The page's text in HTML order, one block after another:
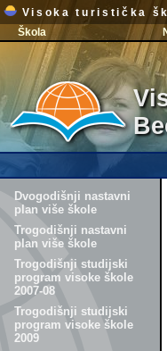
Visoka turistička
Škola
Dvogodišnji nastavni
plan više škole
Trogodišnji nastavni
plan više škole
Trogodišnji studijski
program visoke škole
2007-08
Trogodišnji studijski
program visoke škole
2009